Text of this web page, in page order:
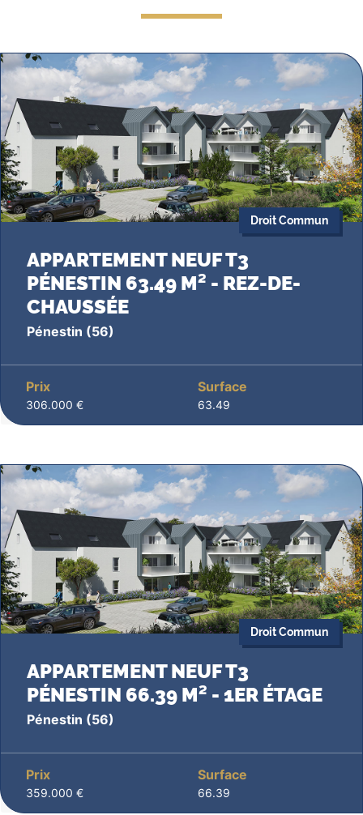
Droit Commun
APPARTEMENT NEUF T3
PÉNESTIN 63.49 M² - REZ-DE-
CHAUSSÉE
Pénestin (56)
Prix
306.000 €
Surface
63.49
Droit Commun
APPARTEMENT NEUF T3
PÉNESTIN 66.39 M² - 1ER ÉTAGE
Pénestin (56)
Prix
359.000 €
Surface
66.39